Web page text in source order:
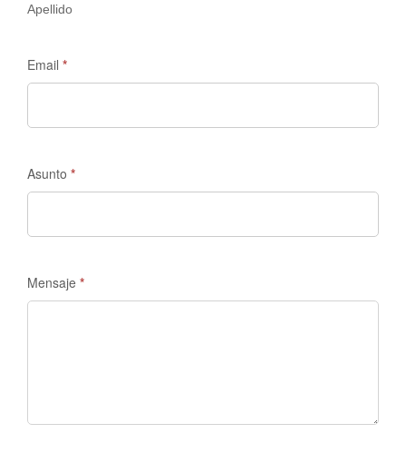
Apellido
Email *
Asunto *
Mensaje *